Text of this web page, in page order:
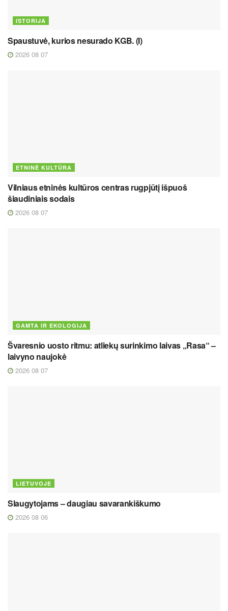
ISTORIJA
Spaustuvė, kurios nesurado KGB. (I)
2026 08 07
ETNINĖ KULTŪRA
Vilniaus etninės kultūros centras rugpjūtį išpuoš
šiaudiniais sodais
2026 08 07
GAMTA IR EKOLOGIJA
Švaresnio uosto ritmu: atliekų surinkimo laivas „Rasa“ –
laivyno naujokė
2026 08 07
LIETUVOJE
Slaugytojams – daugiau savarankiškumo
2026 08 06